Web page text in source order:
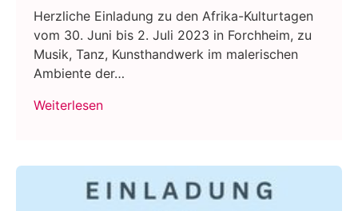
Herzliche Einladung zu den Afrika-Kulturtagen
vom 30. Juni bis 2. Juli 2023 in Forchheim, zu
Musik, Tanz, Kunsthandwerk im malerischen
Ambiente der…
Weiterlesen